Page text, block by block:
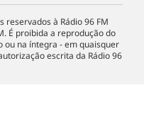
reservados à Rádio 96 FM
É proibida a reprodução do
ou na íntegra - em quaisquer
escrita da Rádio 96